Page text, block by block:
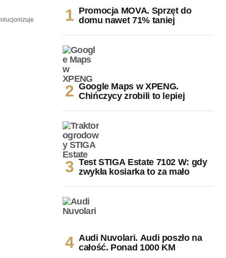
Promocja MOVA. Sprzęt do
domu nawet 71% taniej
Google Maps w XPENG.
Chińczycy zrobili to lepiej
Test STIGA Estate 7102 W: gdy
zwykła kosiarka to za mało
Audi Nuvolari. Audi poszło na
całość. Ponad 1000 KM